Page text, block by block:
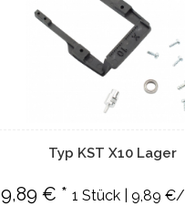
Typ KST X10 Lager
9,89 € * 1 Stück | 9,89